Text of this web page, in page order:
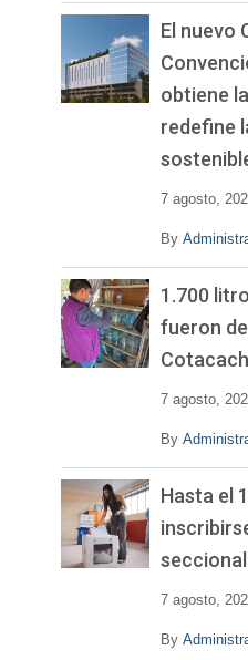
El nuevo
obtiene
redefine
7 agosto,
By
1.700
fueron
7 agosto,
By
Hasta el
7 agosto,
By